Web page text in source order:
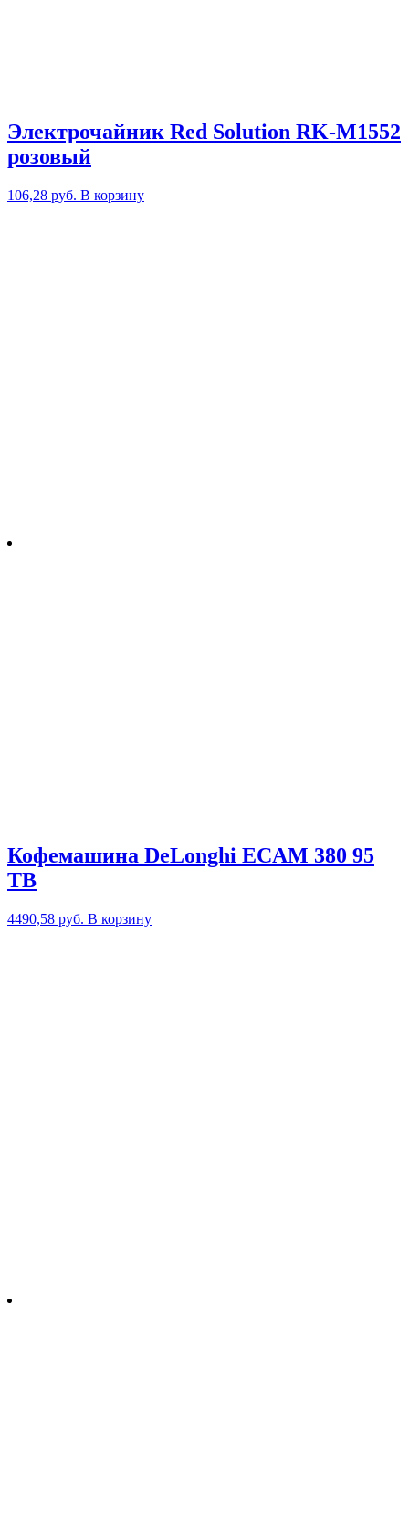
Электрочайник Red Solution RK-M1552
розовый
106,28 руб. В корзину
Кофемашина DeLonghi ECAM 380 95
TB
4490,58 руб. В корзину